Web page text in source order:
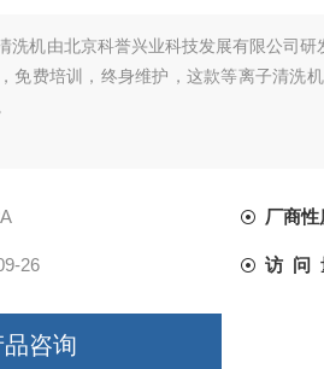
洗机由北京科誉兴业科技发展有限公司研
免费培训，终身维护，这款等离子清洗
厂商性
26 访 问
品咨询